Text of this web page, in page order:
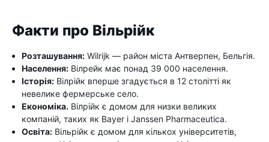
Факти про Вільрійк
Розташування: Wilrijk — район міста Антверпен, Бельгія.
Населення: Вілрейк має понад 39 000 населення.
Історія: Вілрійк вперше згадується в 12 столітті як
невелике фермерське село.
Економіка. Вілрійк є домом для низки великих
компаній, таких як Bayer і Janssen Pharmaceutica.
Освіта: Вільрійк є домом для кількох університетів,